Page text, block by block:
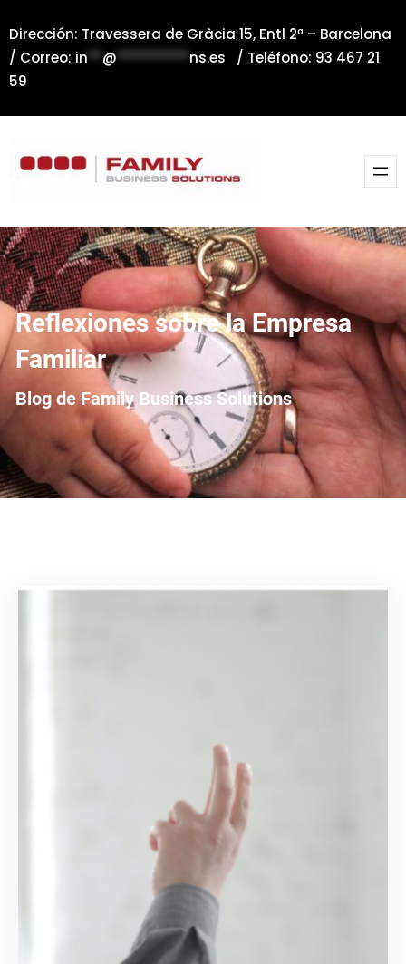
al
contenido
Dirección: Travessera de Gràcia 15, Entl 2ª – Barcelona
/ Correo: in**@**********ns.es / Teléfono: 93 467 21
59
Reflexiones sobre la Empresa
Familiar
Blog de Family Business Solutions